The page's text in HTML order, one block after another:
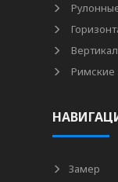
Римские
Замер